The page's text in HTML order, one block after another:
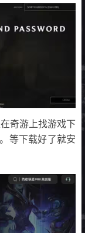
奇游上找游戏下
等下载好了就安